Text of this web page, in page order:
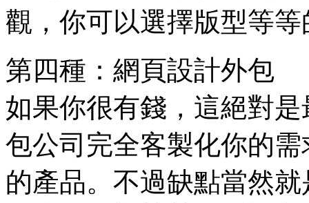
觀，你可以選擇版型等
第四種：網頁設計外包
如果你很有錢，這絕對
包公司完全客製化你的
的產品。不過缺點當然